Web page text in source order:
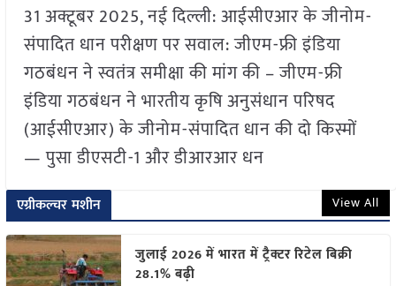
31 अक्टूबर 2025, नई दिल्ली: आईसीएआर के जीनोम-
संपादित धान परीक्षण पर सवाल: जीएम-फ्री इंडिया
गठबंधन ने स्वतंत्र समीक्षा की मांग की – जीएम-फ्री
इंडिया गठबंधन ने भारतीय कृषि अनुसंधान परिषद
(आईसीएआर) के जीनोम-संपादित धान की दो किस्मों
— पुसा डीएसटी-1 और डीआरआर धन
एग्रीकल्चर मशीन View All
जुलाई 2026 में भारत में ट्रैक्टर रिटेल बिक्री
28.1% बढ़ी